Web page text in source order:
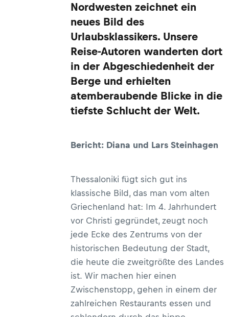
Nordwesten zeichnet ein
neues Bild des
Urlaubsklassikers. Unsere
Reise-Autoren wanderten dort
in der Abgeschiedenheit der
Berge und erhielten
atemberaubende Blicke in die
tiefste Schlucht der Welt.
Bericht: Diana und Lars Steinhagen
Thessaloniki fügt sich gut ins
klassische Bild, das man vom alten
Griechenland hat: Im 4. Jahrhundert
vor Christi gegründet, zeugt noch
jede Ecke des Zentrums von der
historischen Bedeutung der Stadt,
die heute die zweitgrößte des Landes
ist. Wir machen hier einen
Zwischenstopp, gehen in einem der
zahlreichen Restaurants essen und